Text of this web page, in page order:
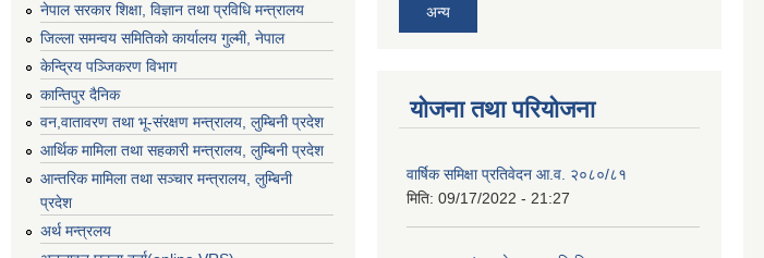
नेपाल सरकार शिक्षा, विज्ञान तथा प्रविधि मन्त्रालय
जिल्ला समन्वय समितिको कार्यालय गुल्मी, नेपाल
केन्द्रिय पञ्जिकरण विभाग
कान्तिपुर दैनिक
वन,वातावरण तथा भू-संरक्षण मन्त्रालय, लुम्बिनी प्रदेश
आर्थिक मामिला तथा सहकारी मन्त्रालय, लुम्बिनी प्रदेश
आन्तरिक मामिला तथा सञ्चार मन्त्रालय, लुम्बिनी
प्रदेश
अर्थ मन्त्रलय
अन्य
योजना तथा परियोजना
वार्षिक समिक्षा प्रतिवेदन आ.व. २०८०/८१
मिति: 09/17/2022 - 21:27